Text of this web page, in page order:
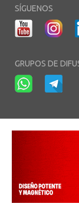
SÍGUENOS
GRUPOS DE
Aviso Legal - Política
© Copyright 2003